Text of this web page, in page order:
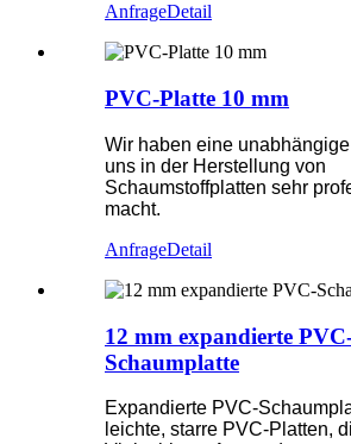
AnfrageDetail
PVC-Platte 10 mm
Wir haben eine
uns in der Herstellung von
Schaumstoffplatten sehr
macht.
AnfrageDetail
12 mm expandierte
Schaumplatte
Expandierte PVC-
leichte, starre PVC-Platten,